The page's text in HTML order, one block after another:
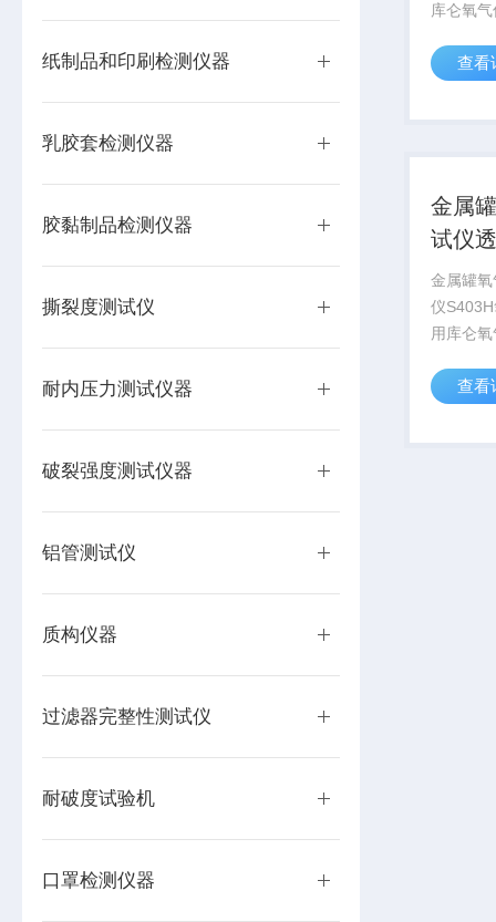
纸制品和印刷检测仪器
乳胶套检测仪器
胶黏制品检测仪器
撕裂度测试仪
耐内压力测试仪器
破裂强度测试仪器
铝管测试仪
质构仪器
过滤器完整性测试仪
耐破度试验机
口罩检测仪器
库仑氧
准设计
电子、
查看
金属
试仪
金属罐
仪
用库仑
标准设
伏、电
查看